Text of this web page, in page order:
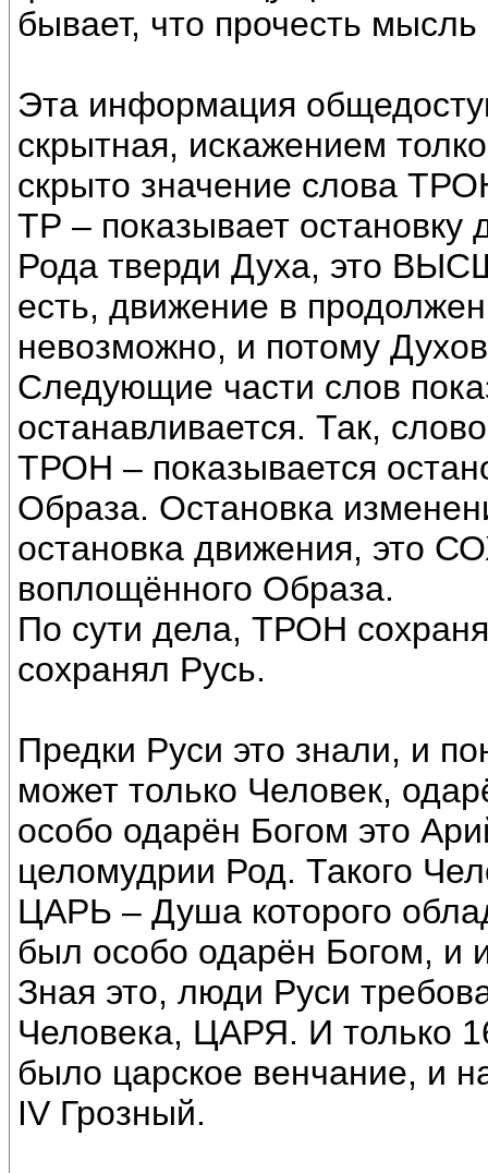
бывает, что прочесть
Эта информация
скрытная, искажением
скрыто значение слова
ТР – показывает остановку
Рода тверди Духа, это
есть, движение в
невозможно, и потому
Следующие части слов
останавливается. Так,
ТРОН – показывается
Образа. Остановка
остановка движения, это
воплощённого Образа.
По сути дела, ТРОН
сохранял Русь.
Предки Руси это знали, и
может только Человек,
особо одарён Богом это
целомудрии Род. Такого
ЦАРЬ – Душа которого
был особо одарён Богом, и
Зная это, люди Руси
Человека, ЦАРЯ. И только
было царское венчание, и
IV Грозный.